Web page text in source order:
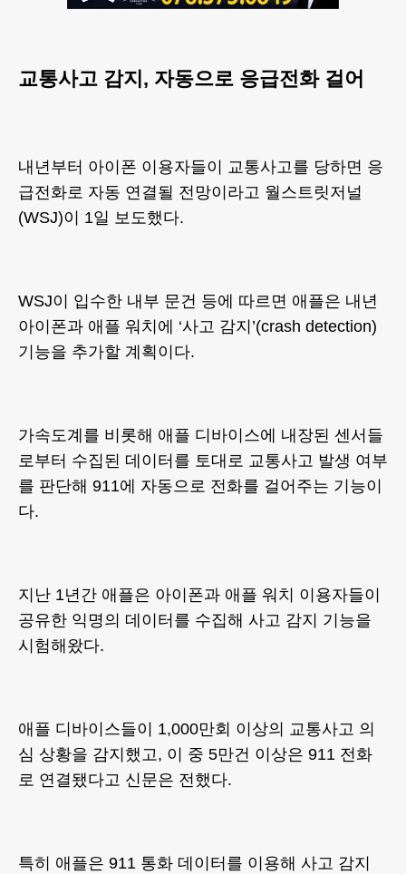
교통사고 감지, 자동으로 응급전화 걸어
내년부터 아이폰 이용자들이 교통사고를 당하면 응
급전화로 자동 연결될 전망이라고 월스트릿저널
(WSJ)이 1일 보도했다.
WSJ이 입수한 내부 문건 등에 따르면 애플은 내년
아이폰과 애플 워치에 ‘사고 감지’(crash detection)
기능을 추가할 계획이다.
가속도계를 비롯해 애플 디바이스에 내장된 센서들
로부터 수집된 데이터를 토대로 교통사고 발생 여부
를 판단해 911에 자동으로 전화를 걸어주는 기능이
다.
지난 1년간 애플은 아이폰과 애플 워치 이용자들이
공유한 익명의 데이터를 수집해 사고 감지 기능을
시험해왔다.
애플 디바이스들이 1,000만회 이상의 교통사고 의
심 상황을 감지했고, 이 중 5만건 이상은 911 전화
로 연결됐다고 신문은 전했다.
특히 애플은 911 통화 데이터를 이용해 사고 감지